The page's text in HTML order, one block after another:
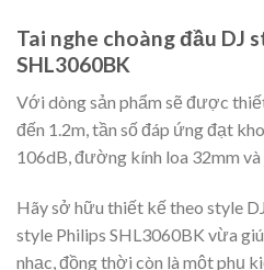
Tai nghe choàng đầu DJ
SHL3060BK
Với dòng sản phẩm sẽ được
đến 1.2m, tần số đáp ứng đạt
106dB, đường kính loa 32mm
Hãy sở hữu thiết kế theo style
style Philips SHL3060BK vừa
nhạc, đồng thời còn là một phụ